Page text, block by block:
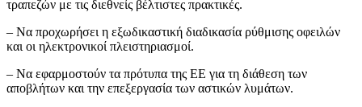
τραπεζών με τις διεθνείς βέλτιστες πρακτικές.
– Να προχωρήσει η εξωδικαστική διαδικασία ρύθμισης οφειλών
και οι ηλεκτρονικοί πλειστηριασμοί.
– Να εφαρμοστούν τα πρότυπα της ΕΕ για τη διάθεση των
αποβλήτων και την επεξεργασία των αστικών λυμάτων.